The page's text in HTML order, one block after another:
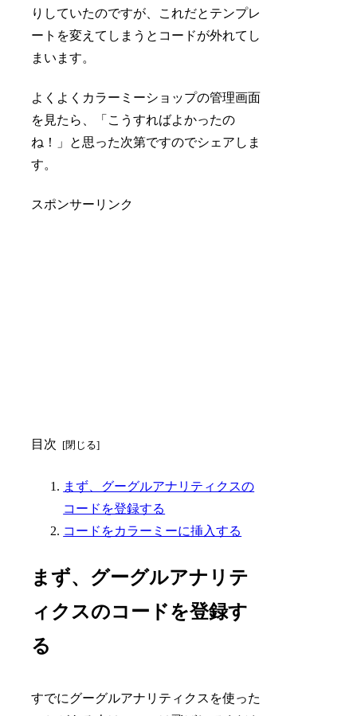
りしていたのですが、これだと テンプレ
ートを変えてしまうとコードが外れて し
まいます。
よくよくカラーミーショップの管理画面
を見たら、「こうすればよかったの
ね！」と思った次第ですのでシェアしま
す。
スポンサーリンク
目次
まず、グーグルアナリティクスの
コードを登録する
コードをカラーミーに挿入する
まず、グーグルアナリテ
ィクスのコードを登録す
る
すでにグーグルアナリティクスを使った